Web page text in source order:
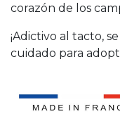
corazón de los
¡Adictivo al tacto,
cuidado para